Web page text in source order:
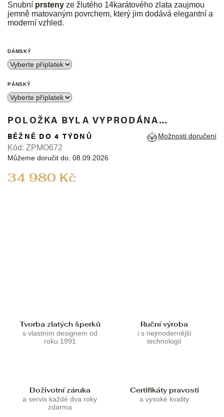
Snubní prsteny ze žlutého 14karátového zlata zaujmou
jemně matovaným povrchem, který jim dodává elegantní a
moderní vzhled.
DÁMSKÝ
PÁNSKÝ
POLOŽKA BYLA VYPRODÁNA…
34 980 Kč
BĚŽNĚ DO 4 TÝDNŮ
Můžeme doručit do: 08.09.2026
Možnosti doručení
Kód: ZPMO672
Tvorba zlatých šperků
s vlastním designem od
roku 1991
Ruční výroba
i s nejmodernější
technologií
Doživotní záruka
a servis každé dva roky
zdarma
Certifikáty pravosti
a vysoké kvality